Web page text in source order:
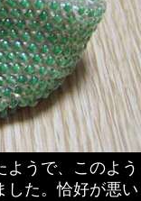
うで、このよう
した。恰好が悪い